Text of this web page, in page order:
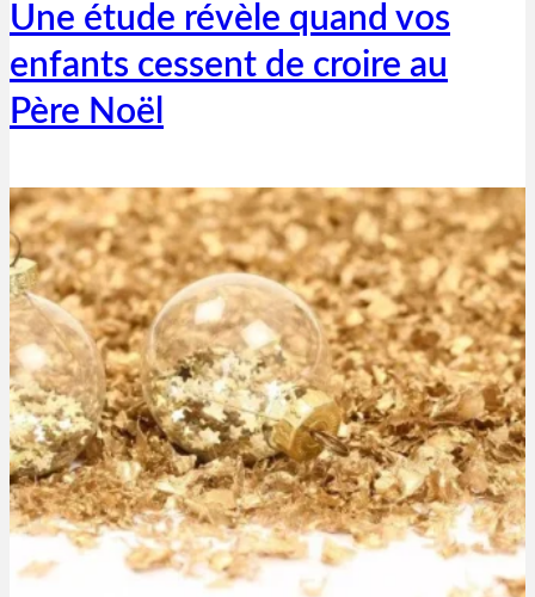
Une étude révèle quand vos
enfants cessent de croire au
Père Noël